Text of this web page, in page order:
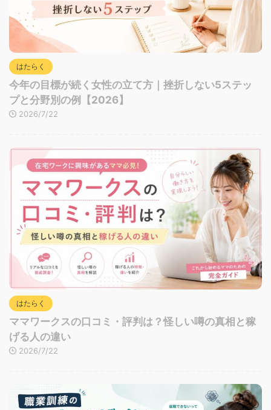
はたらく
今年の目標が続く女性の立て方｜挫折しない5ステッ
プと分野別の例【2026】
2026/7/22
はたらく
ママワークスの口コミ・評判は？怪しい噂の真相と稼
げる人の違い
2026/7/22